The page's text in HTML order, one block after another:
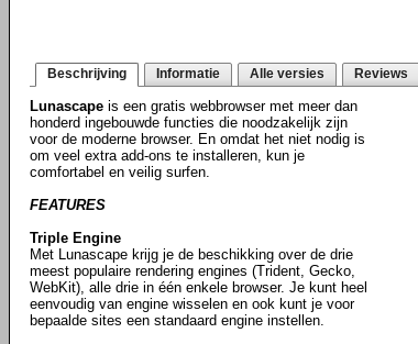
Beschrijving Informatie Alle versies Reviews
Lunascape is een gratis webbrowser met meer dan
honderd ingebouwde functies die noodzakelijk zijn
voor de moderne browser. En omdat het niet nodig is
om veel extra add-ons te installeren, kun je
comfortabel en veilig surfen.
FEATURES
Triple Engine
Met Lunascape krijg je de beschikking over de drie
meest populaire rendering engines (Trident, Gecko,
WebKit), alle drie in één enkele browser. Je kunt heel
eenvoudig van engine wisselen en ook kunt je voor
bepaalde sites een standaard engine instellen.